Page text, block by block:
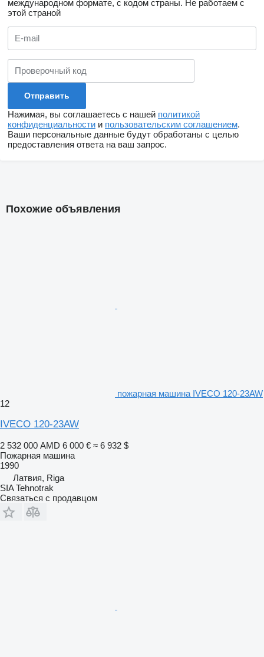
международном формате, с кодом страны. Не работаем с
этой страной
Нажимая, вы соглашаетесь с нашей политикой
конфиденциальности и пользовательским соглашением.
Ваши персональные данные будут обработаны с целью
предоставления ответа на ваш запрос.
Похожие объявления
пожарная машина IVECO 120-23AW
12
IVECO 120-23AW
2 532 000 AMD 6 000 € ≈ 6 932 $
Пожарная машина
1990
Латвия, Riga
SIA Tehnotrak
Связаться с продавцом